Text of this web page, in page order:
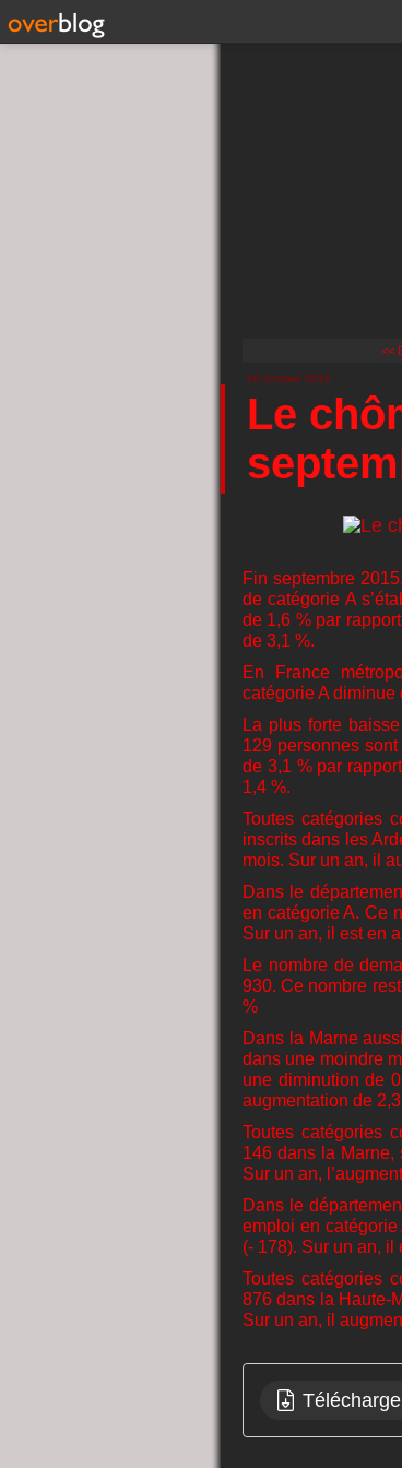
<<
26 octobre 2015
Le
Fin septembre
de catégorie A
de 1,6 % par
de 3,1 %.
En France
catégorie A diminue
La plus forte
129 personnes
de 3,1 % par
1,4 %.
Toutes catégories
inscrits dans les
mois. Sur un an, il
Dans le
en catégorie A. Ce
Sur un an, il est en
Le nombre de
930. Ce nombre
%
Dans la Marne
dans une moindre
une diminution de
augmentation de
Toutes catégories
146 dans la Marne,
Sur un an,
Dans le
emploi en
(- 178). Sur un an, il
Toutes catégories
876 dans la Haute-
Sur un an, il